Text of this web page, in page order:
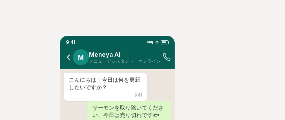
9:41
M Meneya AI
メニューアシスタント · オンライン
こんにちは！今日は何を更新
したいですか？
9:41
サーモンを取り除いてくださ
い、今日は売り切れです🐟